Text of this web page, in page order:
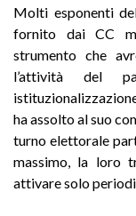
Molti esponenti
fornito dai CC
strumento che
l’attività del
ha assolto al suo
turno elettorale
massimo, la loro
attivare solo